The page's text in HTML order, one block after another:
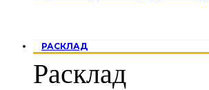
РАСКЛАД
Расклад